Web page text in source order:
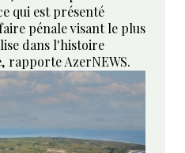
qui est présenté
pénale visant le plus
dans l'histoire
rapporte AzerNEWS.